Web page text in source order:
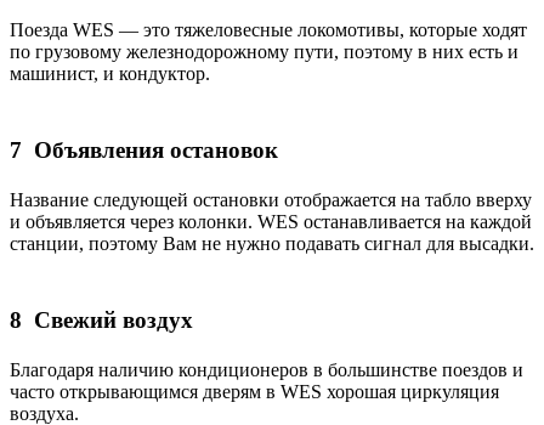
Поезда WES — это тяжеловесные локомотивы, которые ходят
по грузовому железнодорожному пути, поэтому в них есть и
машинист, и кондуктор.
7 Объявления остановок
Название следующей остановки отображается на табло вверху
и объявляется через колонки. WES останавливается на каждой
станции, поэтому Вам не нужно подавать сигнал для высадки.
8 Свежий воздух
Благодаря наличию кондиционеров в большинстве поездов и
часто открывающимся дверям в WES хорошая циркуляция
воздуха.